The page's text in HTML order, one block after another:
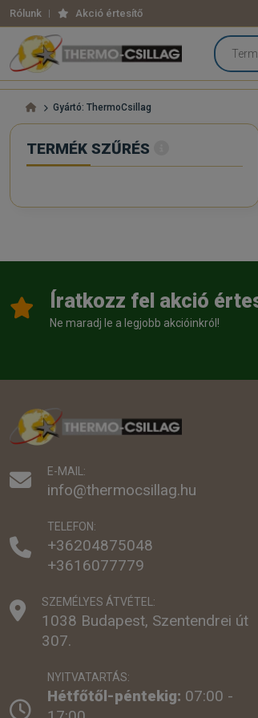
Rólunk Akció értesítő
Gyártó: ThermoCsillag
TERMÉK SZŰRÉS
Íratkozz fel akció
Ne maradj le a legjobb akcióinkról!
E-MAIL:
info@thermocsillag.hu
TELEFON:
+36204875048
+3616077779
SZEMÉLYES ÁTVÉTEL:
1038 Budapest, Szentendrei út
307.
NYITVATARTÁS:
Hétfőtől-péntekig: 07:00 -